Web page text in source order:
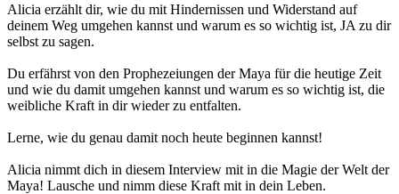
Alicia erzählt dir, wie du mit Hindernissen und Widerstand auf
deinem Weg umgehen kannst und warum es so wichtig ist, JA zu dir
selbst zu sagen.
Du erfährst von den Prophezeiungen der Maya für die heutige Zeit
und wie du damit umgehen kannst und warum es so wichtig ist, die
weibliche Kraft in dir wieder zu entfalten.
Lerne, wie du genau damit noch heute beginnen kannst!
Alicia nimmt dich in diesem Interview mit in die Magie der Welt der
Maya! Lausche und nimm diese Kraft mit in dein Leben.